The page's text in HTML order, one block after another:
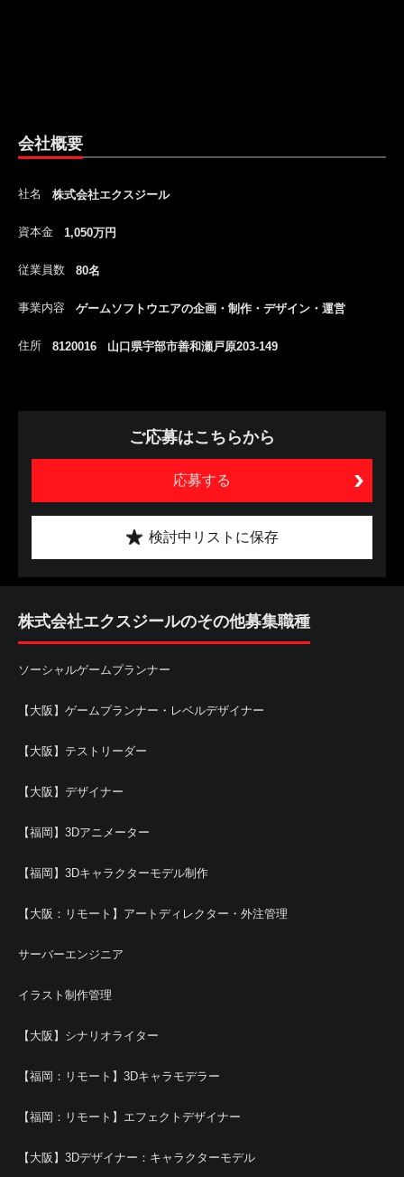
会社概要
社名 株式会社エクスジール
資本金 1,050万円
従業員数 80名
事業内容 ゲームソフトウエアの企画・制作・デザイン・運営
住所 8120016 山口県宇部市善和瀬戸原203-149
ご応募はこちらから
応募する
検討中リストに保存
株式会社エクスジールのその他募集職種
ソーシャルゲームプランナー
【大阪】ゲームプランナー・レベルデザイナー
【大阪】テストリーダー
【大阪】デザイナー
【福岡】3Dアニメーター
【福岡】3Dキャラクターモデル制作
【大阪：リモート】アートディレクター・外注管理
サーバーエンジニア
イラスト制作管理
【大阪】シナリオライター
【福岡：リモート】3Dキャラモデラー
【福岡：リモート】エフェクトデザイナー
【大阪】3Dデザイナー：キャラクターモデル